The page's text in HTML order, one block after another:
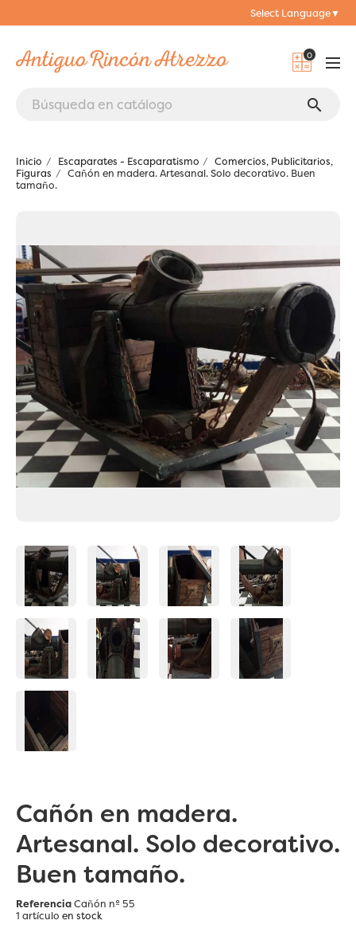
Select Language▼
0
search
Inicio Escaparates - Escaparatismo
Comercios, Publicitarios,
Figuras
Cañón en madera. Artesanal. Solo decorativo. Buen
tamaño.
Cañón en madera.
Artesanal. Solo decorativo.
Buen tamaño.
ReferenciaCañón nº 55
1 artículo en stock